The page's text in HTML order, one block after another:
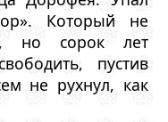
Который не
но сорок лет
пустив
не рухнул, как